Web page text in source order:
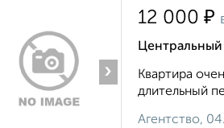
›
12 000 ₽
Квартира
длительный
Агентство,